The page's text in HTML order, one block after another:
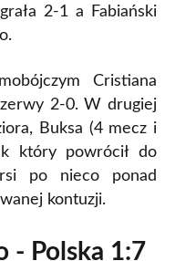
2-1 a Fabiański
Cristiana
2-0. W drugiej
Buksa (4 mecz i
który powrócił do
po nieco ponad
kontuzji.
- Polska 1:7